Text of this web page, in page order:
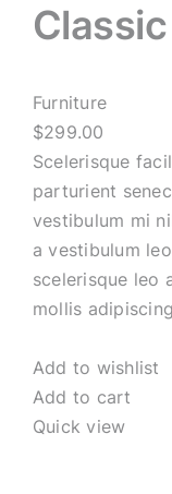
Furniture
$299.00
Scelerisque
parturient
vestibulum mi
a vestibulum
scelerisque leo
mollis
Add to wishlist
Add to cart
Quick view